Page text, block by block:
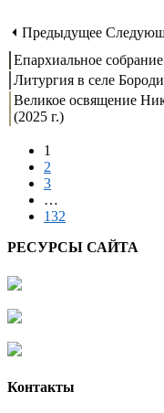
⏴ Предыдущее
Епархиальное
Литургия в селе
Великое освящение
(2025 г.)
1
2
3
…
132
РЕСУРСЫ САЙТА
Контакты